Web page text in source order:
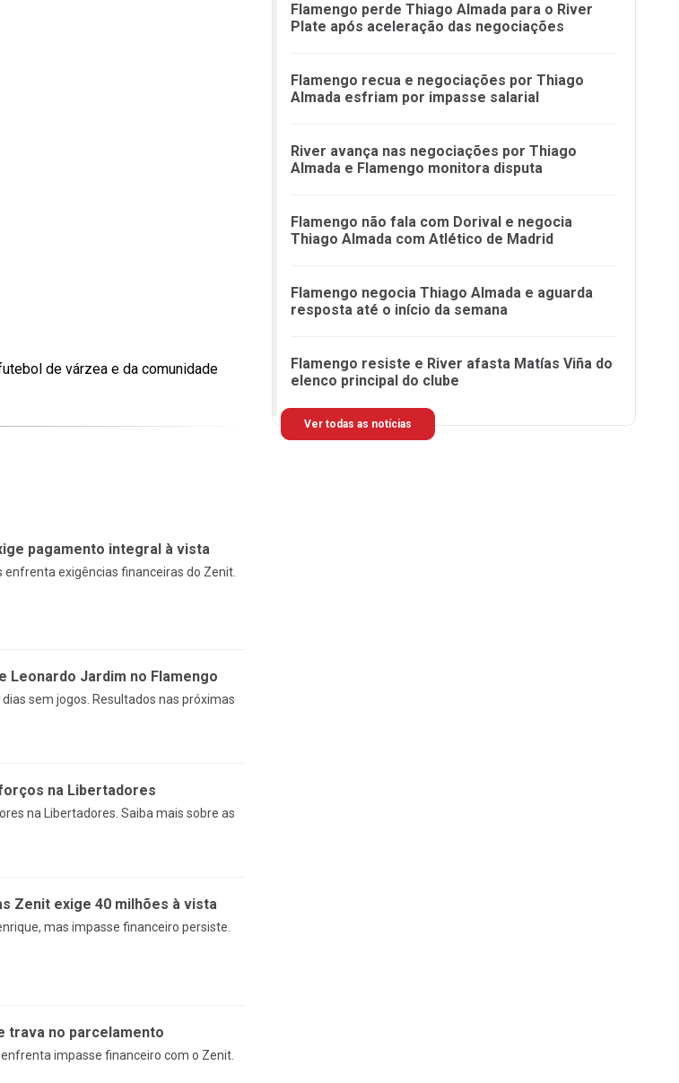
de várzea e da comunidade
pagamento integral à vista
enfrenta exigências financeiras do Zenit.
Leonardo Jardim no Flamengo
sem jogos. Resultados nas próximas
na Libertadores
na Libertadores. Saiba mais sobre as
Zenit exige 40 milhões à vista
mas impasse financeiro persiste.
trava no parcelamento
impasse financeiro com o Zenit.
Flamengo perde Thiago Almada para o River
Plate após aceleração das negociações
Flamengo recua e negociações por Thiago
Almada esfriam por impasse salarial
River avança nas negociações por Thiago
Almada e Flamengo monitora disputa
Flamengo não fala com Dorival e negocia
Thiago Almada com Atlético de Madrid
Flamengo negocia Thiago Almada e aguarda
resposta até o início da semana
Flamengo resiste e River afasta Matías Viña do
elenco principal do clube
Ver todas as notícias